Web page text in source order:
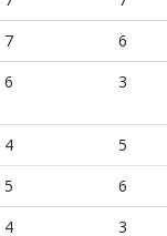
7
6
6 3
4
5
5
6
4
3